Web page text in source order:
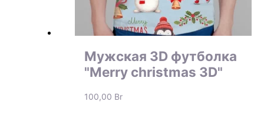
Мужская 3D футболка
"Merry christmas 3D"
100,00 Br